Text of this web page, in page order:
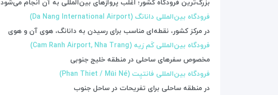
بزرگ‌ترین فرودگاه کشور؛ اغلب پروازهای بین‌المللی به آن انجام می‌شود
فرودگاه بین‌المللی دانانگ (Da Nang International Airport)
در مرکز کشور، نقطه‌ای مناسب برای رسیدن به دانانگ، هوی آن و هوی
فرودگاه بین‌المللی کَم رَیه (Cam Ranh Airport, Nha Trang)
مخصوص سفرهای ساحلی در منطقه خلیج جنوبی
فرودگاه بین‌المللی فانتیِت (Phan Thiet / Mũi Né)
در منطقه ساحلی برای تفریحات در ساحل جنوب